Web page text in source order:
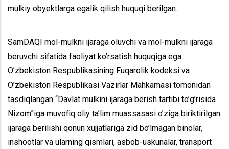
mulkiy obyektlarga egalik qilish huquqi berilgan.
SamDAQI mol-mulkni ijaraga oluvchi va mol-mulkni ijaraga
beruvchi sifatida faoliyat ko’rsatish huquqiga ega.
O’zbekiston Respublikasining Fuqarolik kodeksi va
O’zbekiston Respublikasi Vazirlar Mahkamasi tomonidan
tasdiqlangan “Davlat mulkini ijaraga berish tartibi to’g’risida
Nizom”iga muvofiq oliy ta’lim muassasasi o’ziga biriktirilgan
ijaraga berilishi qonun xujjatlariga zid bo’lmagan binolar,
inshootlar va ularning qismlari, asbob-uskunalar, transport